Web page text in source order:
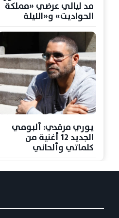
مد ليالي عرضي «مملكة
الحواديت» و«الليلة
يوري مرقدي: ألبومي
الجديد 12 أغنية من
كلماتي وألحاني